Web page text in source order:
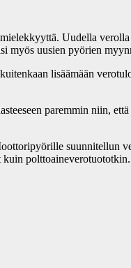
Uudella
myös uusien pyörien
lisäämään
paremmin niin,
suunnitellun
kuin polttoaineverotuototkin.